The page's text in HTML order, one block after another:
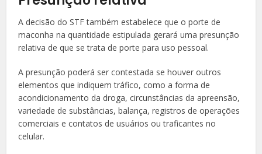
A decisão do STF também estabelece que o porte de
maconha na quantidade estipulada gerará uma presunção
relativa de que se trata de porte para uso pessoal.
A presunção poderá ser contestada se houver outros
elementos que indiquem tráfico, como a forma de
acondicionamento da droga, circunstâncias da apreensão,
variedade de substâncias, balança, registros de operações
comerciais e contatos de usuários ou traficantes no
celular.